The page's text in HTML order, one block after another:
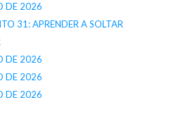
DE 2026
31: APRENDER A SOLTAR
DE 2026
DE 2026
DE 2026